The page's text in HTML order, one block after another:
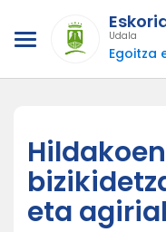
Udala
Egoitza
eta